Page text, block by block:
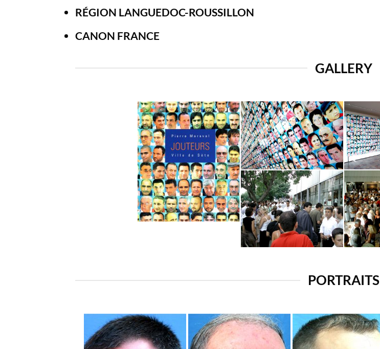
RÉGION LANGUEDOC-ROUSSILLON
CANON FRANCE
GALLERY
PORTRAITS